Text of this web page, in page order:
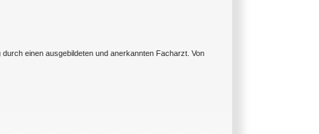
einen ausgebildeten und anerkannten Facharzt. Von